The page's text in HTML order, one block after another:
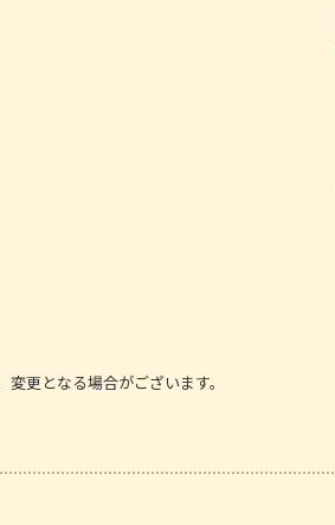
更となる場合がございます。